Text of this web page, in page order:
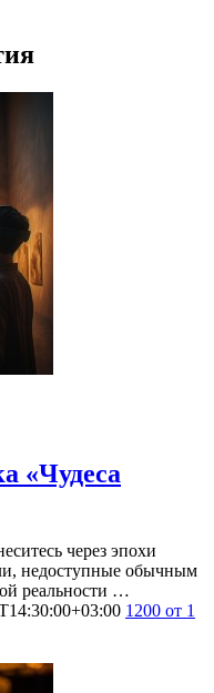
«Чудеса
через эпохи
недоступные обычным
реальности …
1200 от 1